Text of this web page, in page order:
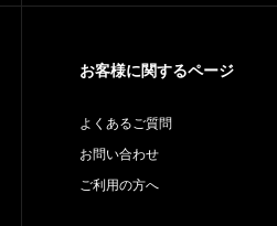
お客様に関するページ
よくあるご質問
お問い合わせ
ご利用の方へ